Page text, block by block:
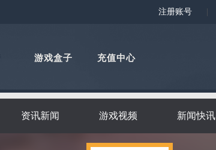
注册账号
游戏盒子 充值中心
资讯新闻 游戏视频 新闻快讯